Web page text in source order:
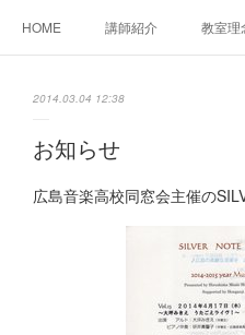
HOME 講師紹介 教室理
ご相談・体験レッスンお申し込み
アクセス
2014.03.04 12:38
お知らせ
広島音楽高校同窓会主催の